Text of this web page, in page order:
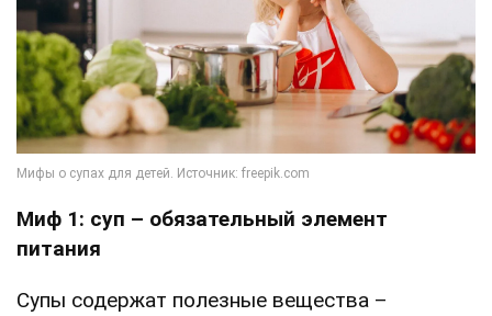
Миф 1: суп – обязательный элемент
питания
Супы содержат полезные вещества –